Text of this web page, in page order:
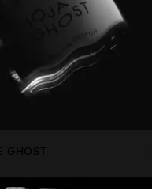
GHOST